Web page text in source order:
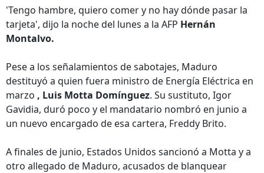
'Tengo hambre, quiero comer y no hay dónde pasar la
tarjeta', dijo la noche del lunes a la AFP Hernán
Montalvo.
Pese a los señalamientos de sabotajes, Maduro
destituyó a quien fuera ministro de Energía Eléctrica en
marzo , Luis Motta Domínguez. Su sustituto, Igor
Gavidia, duró poco y el mandatario nombró en junio a
un nuevo encargado de esa cartera, Freddy Brito.
A finales de junio, Estados Unidos sancionó a Motta y a
otro allegado de Maduro, acusados de blanquear